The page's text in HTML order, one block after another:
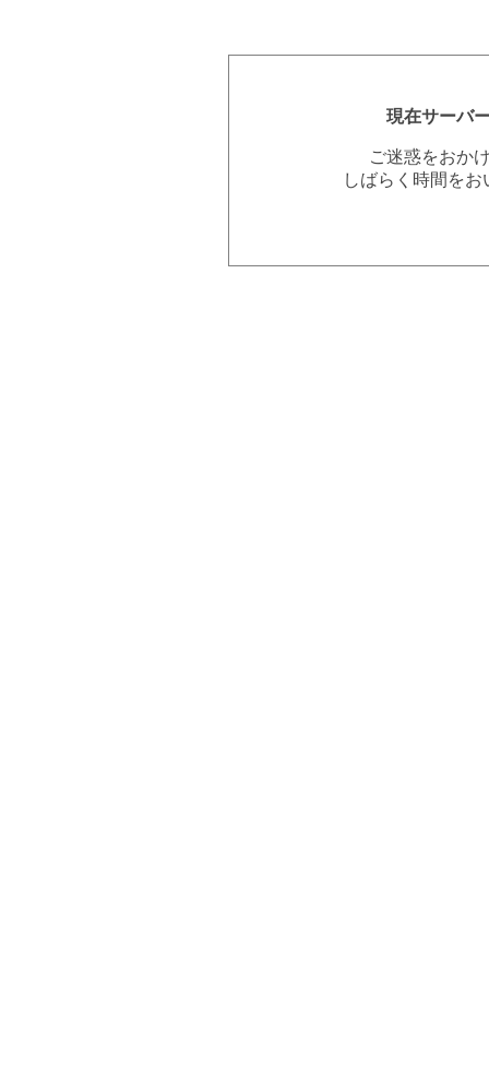
現在サーバ
ご迷惑をおか
しばらく時間を